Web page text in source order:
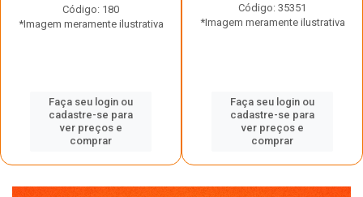
Código: 180
*Imagem meramente ilustrativa
Faça seu login ou
cadastre-se para
ver preços e
comprar
Código: 35351
*Imagem meramente ilustrativa
Faça seu login ou
cadastre-se para
ver preços e
comprar